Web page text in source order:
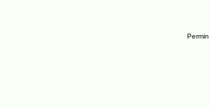
Permin